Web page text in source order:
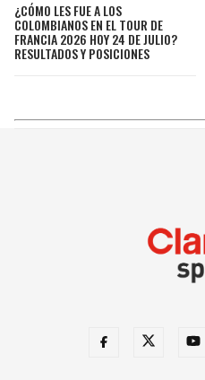
¿CÓMO LES FUE A LOS
COLOMBIANOS EN EL TOUR DE
FRANCIA 2026 HOY 24 DE JULIO?
RESULTADOS Y POSICIONES